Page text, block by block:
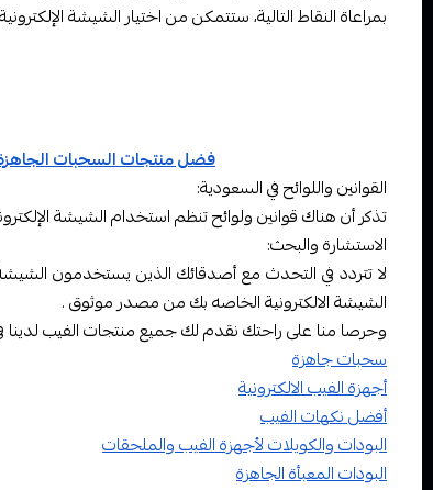
بمراعاة النقاط التالية، ستتمكن من اختيار الشيشة
فضل منتجات السحبات
القوانين واللوائح في السعودية:
تذكر أن هناك قوانين ولوائح تنظم استخدام الشيشة
الاستشارة والبحث:
لا تتردد في التحدث مع أصدقائك الذين يستخدمون الشيشة
الشيشة الالكترونية الخاصه بك من مصدر موثوق .
وحرصا منا على راحتك نقدم لك جميع منتجات الفيب لدينا
سحبات جاهزة
أجهزة الفيب الالكترونية
أفضل نكهات الفيب
البودات والكويلات لأجهزة الفيب والملحقات
البودات المعبأة الجاهزة